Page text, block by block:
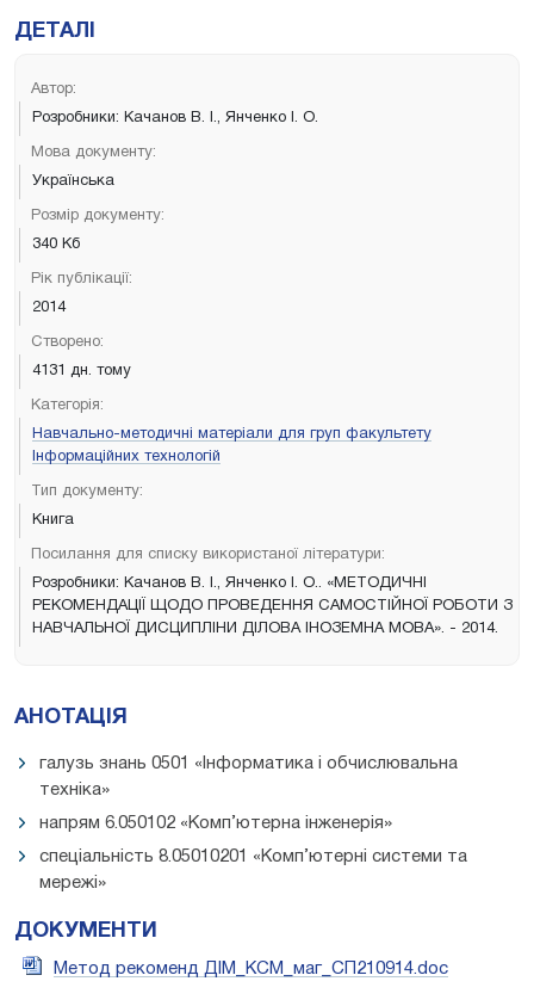
ДЕТАЛІ
Автор:
Розробники: Качанов В. І., Янченко І. О.
Мова документу:
Українська
Розмір документу:
340 Кб
Рік публікації:
2014
Створено:
4131 дн. тому
Категорія:
Навчально-методичні матеріали для груп факультету
Інформаційних технологій
Тип документу:
Книга
Посилання для списку використаної літератури:
Розробники: Качанов В. І., Янченко І. О.. «МЕТОДИЧНІ
РЕКОМЕНДАЦІЇ ЩОДО ПРОВЕДЕННЯ САМОСТІЙНОЇ РОБОТИ З
НАВЧАЛЬНОЇ ДИСЦИПЛІНИ ДІЛОВА ІНОЗЕМНА МОВА». - 2014.
АНОТАЦІЯ
галузь знань 0501 «Інформатика і обчислювальна
техніка»
напрям 6.050102 «Комп’ютерна інженерія»
спеціальність 8.05010201 «Комп’ютерні системи та
мережі»
ДОКУМЕНТИ
Метод рекоменд ДІМ_КСМ_маг_СП210914.doc